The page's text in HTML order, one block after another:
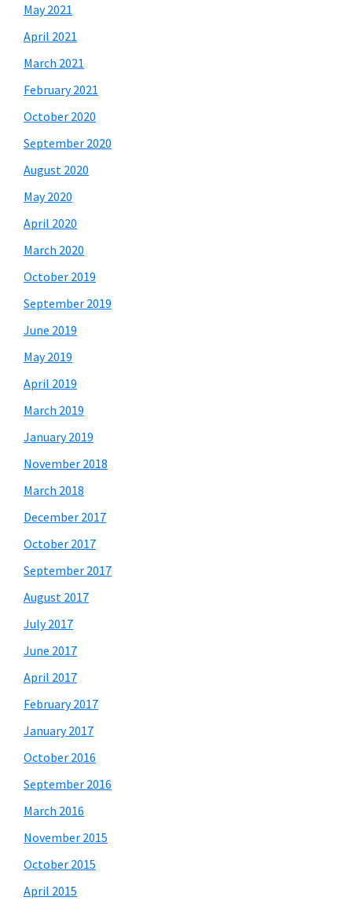
May 2021
April 2021
March 2021
February 2021
October 2020
September 2020
August 2020
May 2020
April 2020
March 2020
October 2019
September 2019
June 2019
May 2019
April 2019
March 2019
January 2019
November 2018
March 2018
December 2017
October 2017
September 2017
August 2017
July 2017
June 2017
April 2017
February 2017
January 2017
October 2016
September 2016
March 2016
November 2015
October 2015
April 2015